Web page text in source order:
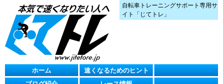
自転車トレーニングサポート専用サ
イト「じてトレ」
ホーム
速くなるためのヒント